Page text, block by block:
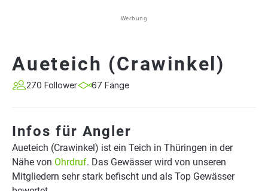
Werbung
Aueteich (Crawinkel)
270 Follower 67 Fänge
Infos für Angler
Aueteich (Crawinkel) ist ein Teich in Thüringen in der
Nähe von Ohrdruf. Das Gewässer wird von unseren
Mitgliedern sehr stark befischt und als Top Gewässer